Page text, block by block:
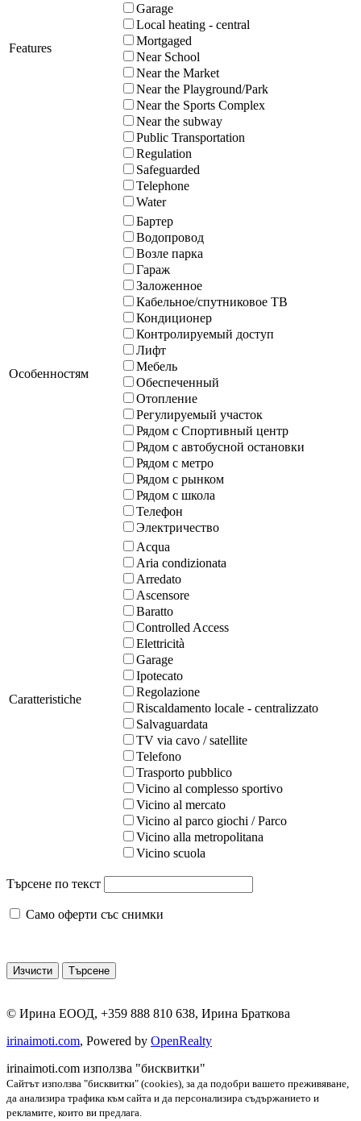
Features
Garage
Local heating - central
Mortgaged
Near School
Near the Market
Near the Playground/Park
Near the Sports Complex
Near the subway
Public Transportation
Regulation
Safeguarded
Telephone
Water
Особенностям
Бартер
Водопровод
Возле парка
Гараж
Заложенное
Кабельное/спутниковое ТВ
Кондиционер
Контролируемый доступ
Лифт
Мебель
Обеспеченный
Отопление
Регулируемый участок
Рядом с Спортивный центр
Рядом с автобусной остановки
Рядом с метро
Рядом с рынком
Рядом с школа
Телефон
Электричество
Caratteristiche
Acqua
Aria condizionata
Arredato
Ascensore
Baratto
Controlled Access
Elettricità
Garage
Ipotecato
Regolazione
Riscaldamento locale - centralizzato
Salvaguardata
TV via cavo / satellite
Telefono
Trasporto pubblico
Vicino al complesso sportivo
Vicino al mercato
Vicino al parco giochi / Parco
Vicino alla metropolitana
Vicino scuola
Търсене по текст
Само оферти със снимки
© Ирина ЕООД, +359 888 810 638, Ирина Браткова
irinaimoti.com, Powered by OpenRealty
irinaimoti.com използва "бисквитки"
Сайтът използва "бисквитки" (cookies), за да подобри вашето преживяване,
да анализира трафика към сайта и да персонализира съдържанието и
рекламите, които ви предлага.